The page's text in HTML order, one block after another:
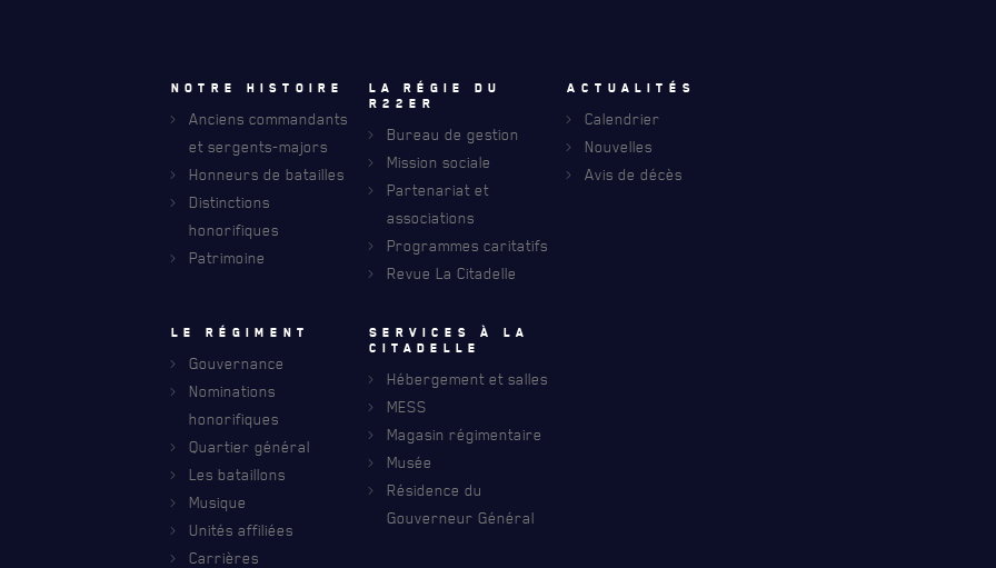
RECEVEZ NOS DERNIÈRES NOUVELLES À PROPOS DU R22ER
Notre histoire
Anciens commandants
et sergents-majors
Honneurs de batailles
Distinctions
honorifiques
Patrimoine
La régie du
R22eR
Bureau de gestion
Mission sociale
Partenariat et
associations
Programmes caritatifs
Revue La Citadelle
Actualités
Calendrier
Nouvelles
Avis de décès
Le régiment
Gouvernance
Nominations
honorifiques
Quartier général
Les bataillons
Musique
Unités affiliées
Carrières
Services à la
citadelle
Hébergement et salles
MESS
Magasin régimentaire
Musée
Résidence du
Gouverneur Général